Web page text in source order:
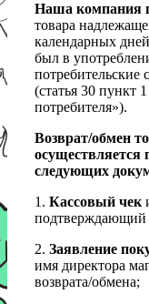
Наша компания
товара
календарных
был в
потребительские
(статья 30 пункт
потребителя»).
Возврат/обмен
осуществляется
следующих
1. Кассовый чек
подтверждающий
2. Заявление
имя директора
возврата/обмена;